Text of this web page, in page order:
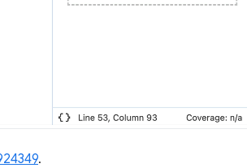
.